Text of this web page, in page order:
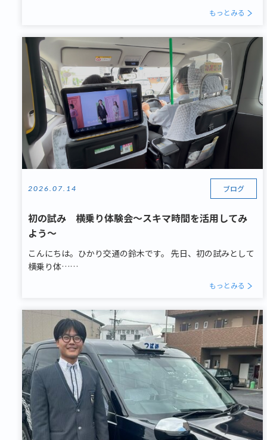
もっとみる
2026.07.14 ブログ
初の試み 横乗り体験会～スキマ時間を活用してみ
よう～
こんにちは。ひかり交通の鈴木です。 先日、初の試みとして
横乗り体……
もっとみる